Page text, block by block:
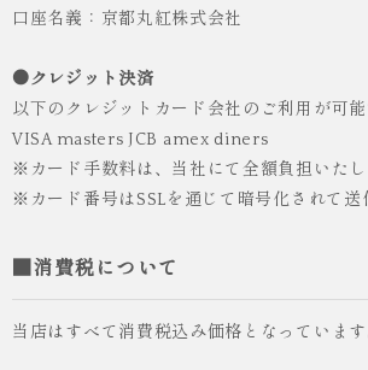
口座名義：京都丸紅株式会社
●クレジット決済
以下のクレジットカード会社のご利用が可能
VISA masters JCB amex diners
※カード手数料は、当社にて全額負担いたし
※カード番号はSSLを通じて暗号化されて送
■消費税について
当店はすべて消費税込み価格となっています